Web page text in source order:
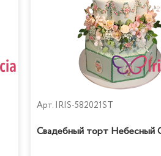
Арт. IRIS-582021ST
Свадебный торт Небесный